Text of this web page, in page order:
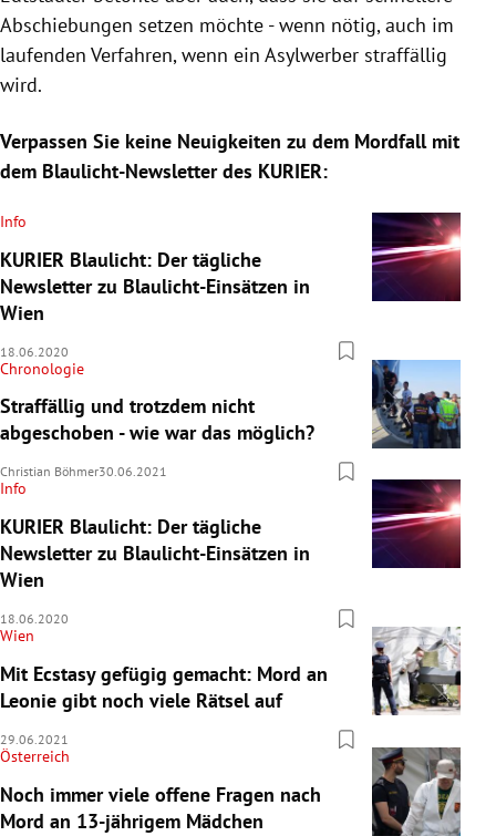
Abschiebungen setzen möchte - wenn nötig, auch im
laufenden Verfahren, wenn ein Asylwerber straffällig
wird.
Verpassen Sie keine Neuigkeiten zu dem Mordfall mit
dem Blaulicht-Newsletter des KURIER:
Info
KURIER Blaulicht: Der tägliche
Newsletter zu Blaulicht-Einsätzen in
Wien
18.06.2020
Chronologie
Straffällig und trotzdem nicht
abgeschoben - wie war das möglich?
Christian Böhmer30.06.2021
Info
KURIER Blaulicht: Der tägliche
Newsletter zu Blaulicht-Einsätzen in
Wien
18.06.2020
Wien
Mit Ecstasy gefügig gemacht: Mord an
Leonie gibt noch viele Rätsel auf
29.06.2021
Österreich
Noch immer viele offene Fragen nach
Mord an 13-jährigem Mädchen